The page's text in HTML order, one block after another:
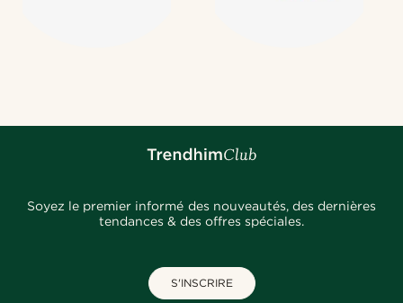
Soyez le premier informé des nouveautés, des dernières
tendances & des offres spéciales.
S'INSCRIRE